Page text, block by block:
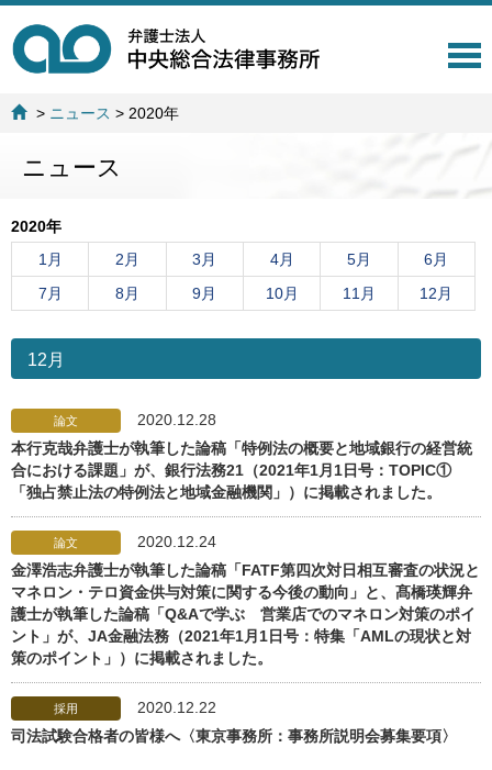
T
g
t
i
n
> ニュース > 2020年
ニュース
2020年
1月
2月 3月 4月 5月
6月
7月
8月 9月 10月 11月 12月
12月
論文
2020.12.28
本行克哉弁護士が執筆した論稿「特例法の概要と地域銀行の経営統
合における課題」が、銀行法務21（2021年1月1日号：TOPIC①
「独占禁止法の特例法と地域金融機関」）に掲載されました。
論文
2020.12.24
金澤浩志弁護士が執筆した論稿「FATF第四次対日相互審査の状況と
マネロン・テロ資金供与対策に関する今後の動向」と、髙橋瑛輝弁
護士が執筆した論稿「Q&Aで学ぶ 営業店でのマネロン対策のポイ
ント」が、JA金融法務（2021年1月1日号：特集「AMLの現状と対
策のポイント」）に掲載されました。
採用
2020.12.22
司法試験合格者の皆様へ〈東京事務所：事務所説明会募集要項〉